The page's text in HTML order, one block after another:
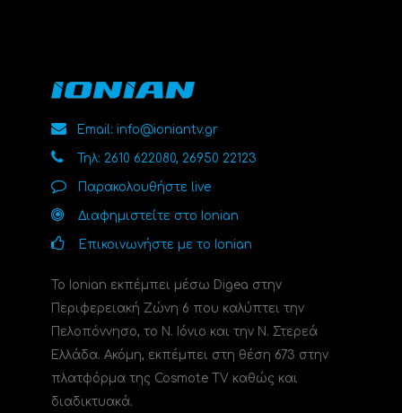
Email: info@ioniantv.gr
Τηλ: 2610 622080, 26950 22123
Παρακολουθήστε live
Διαφημιστείτε στο Ionian
Επικοινωνήστε με το Ionian
Το Ionian εκπέμπει μέσω Digea στην
Περιφερειακή Ζώνη 6 που καλύπτει την
Πελοπόννησο, το N. Ιόνιο και την Ν. Στερεά
Ελλάδα. Ακόμη, εκπέμπει στη θέση 673 στην
πλατφόρμα της Cosmote TV καθώς και
διαδικτυακά.